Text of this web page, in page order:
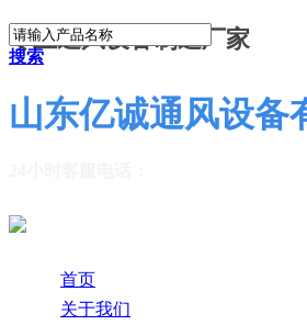
专业通风设备制造厂家
山东亿诚通风设备
搜索
首页
关于我们